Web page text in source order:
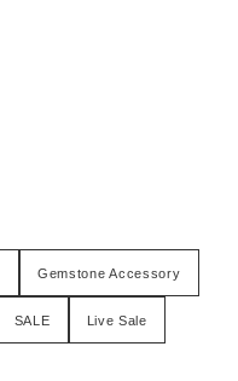
Gemstone Accessory
SALE Live Sale